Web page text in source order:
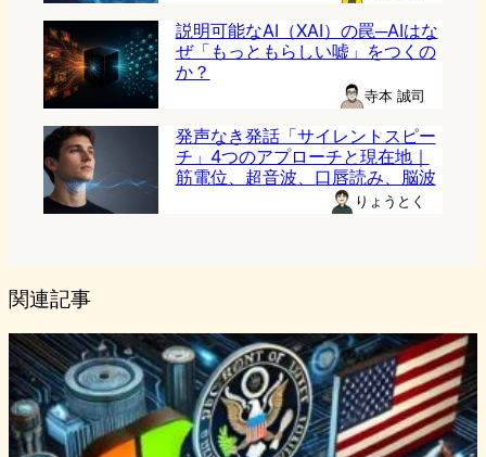
説明可能なAI（XAI）の罠─AIはな
ぜ「もっともらしい嘘」をつくの
か？
寺本 誠司
発声なき発話「サイレントスピー
チ」4つのアプローチと現在地｜
筋電位、超音波、口唇読み、脳波
りょうとく
関連記事